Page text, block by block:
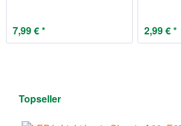
7,99 € * 2,99 € *
Topseller